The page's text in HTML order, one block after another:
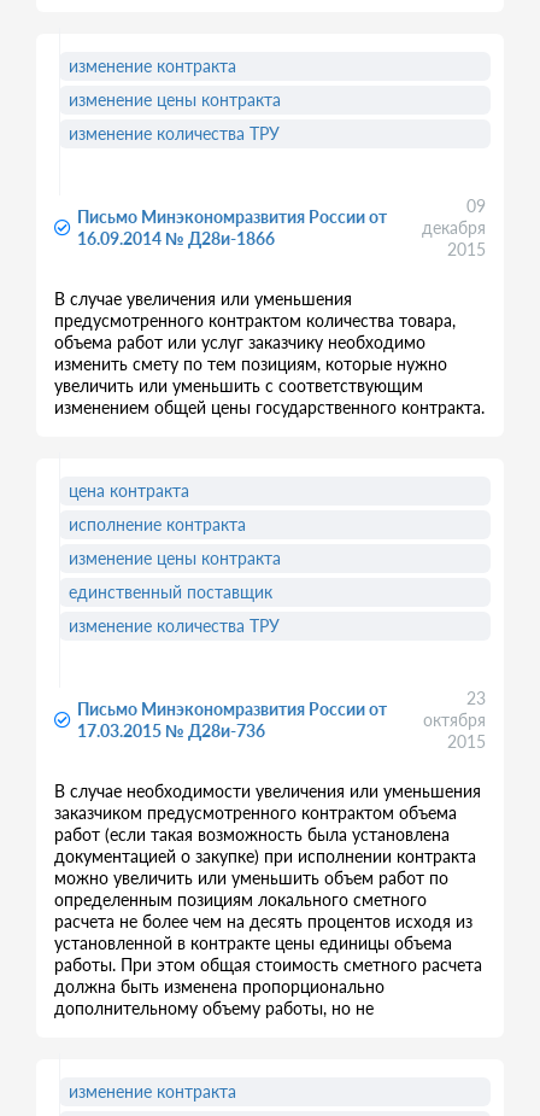
Письмо Минэкономразвития России от
16.09.2014 № Д28и-1866
09
декабря
2015
В случае увеличения или уменьшения
предусмотренного контрактом количества товара,
объема работ или услуг заказчику необходимо
изменить смету по тем позициям, которые нужно
увеличить или уменьшить с соответствующим
изменением общей цены государственного контракта.
изменение контракта
изменение цены контракта
изменение количества ТРУ
Письмо Минэкономразвития России от
17.03.2015 № Д28и-736
23
октября
2015
В случае необходимости увеличения или уменьшения
заказчиком предусмотренного контрактом объема
работ (если такая возможность была установлена
документацией о закупке) при исполнении контракта
можно увеличить или уменьшить объем работ по
определенным позициям локального сметного
расчета не более чем на десять процентов исходя из
установленной в контракте цены единицы объема
работы. При этом общая стоимость сметного расчета
должна быть изменена пропорционально
дополнительному объему работы, но не
цена контракта
исполнение контракта
изменение цены контракта
единственный поставщик
изменение количества ТРУ
изменение контракта